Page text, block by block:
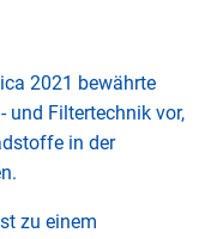
2021 bewährte
und Filtertechnik vor,
in der
zu einem